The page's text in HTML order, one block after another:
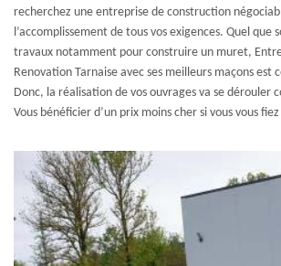
recherchez une entreprise de construction
l’accomplissement de tous vos exigences. Quel que
travaux notamment pour construire un muret,
Renovation Tarnaise avec ses meilleurs maçons est
Donc, la réalisation de vos ouvrages va se dérouler
Vous bénéficier d’un prix moins cher si vous vous